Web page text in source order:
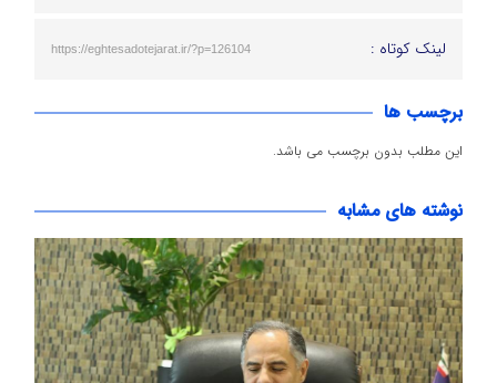
لینک کوتاه : https://eghtesadotejarat.ir/?p=126104
برچسب ها
این مطلب بدون برچسب می باشد.
نوشته های مشابه